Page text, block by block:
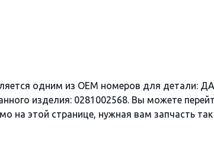
одним из OEM номеров для
изделия: 0281002568. Вы можете
на этой странице, нужная вам запчасть